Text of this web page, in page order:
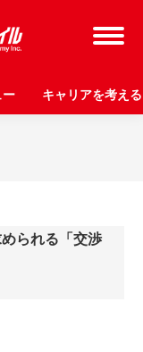
ー キャリアを考える
られる「交渉